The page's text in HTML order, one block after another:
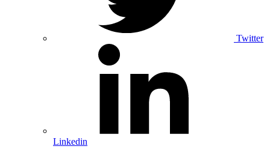
Twitter
Linkedin